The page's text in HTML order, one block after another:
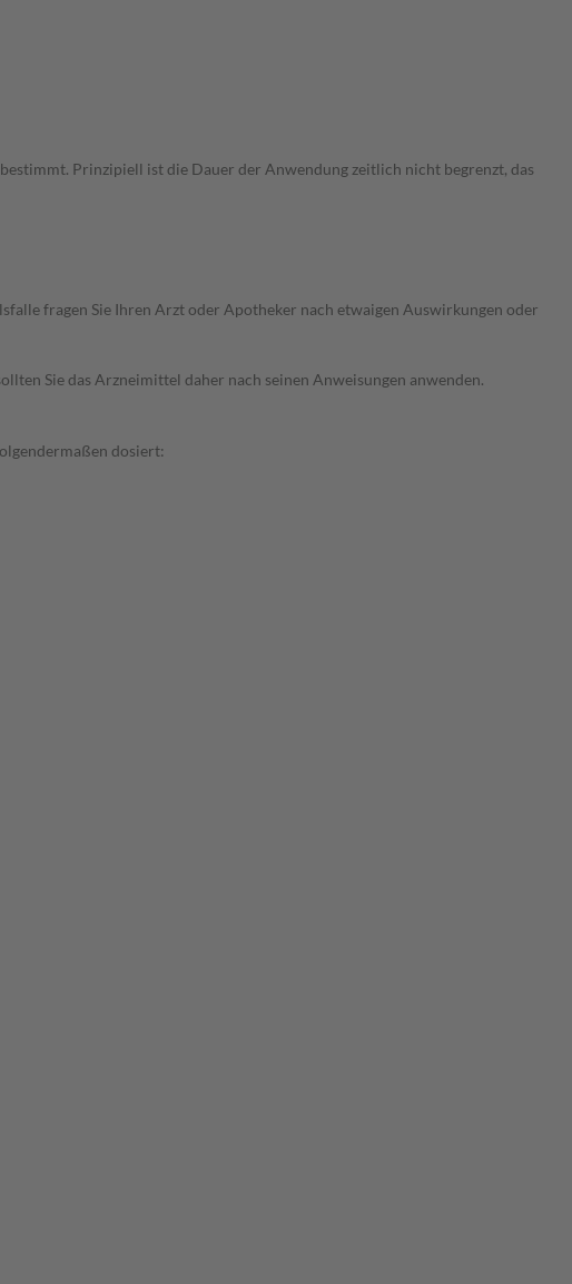
Prinzipiell ist die Dauer der Anwendung zeitlich nicht begrenzt, das
fragen Sie Ihren Arzt oder Apotheker nach etwaigen Auswirkungen oder
Sie das Arzneimittel daher nach seinen Anweisungen anwenden.
dosiert: